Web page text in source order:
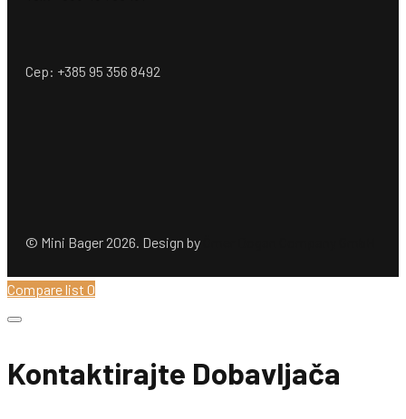
Cep: +385 95 356 8492
© Mini Bager 2026. Design by
Compare list 0
Kontaktirajte Dobavljača